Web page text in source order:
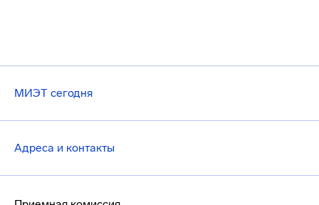
МИЭТ сегодня
Адреса и контакты